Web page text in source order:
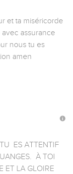
et ta miséricorde
assurance
nous tu es
amen
ES ATTENTIF
À TOI
ET LA GLOIRE